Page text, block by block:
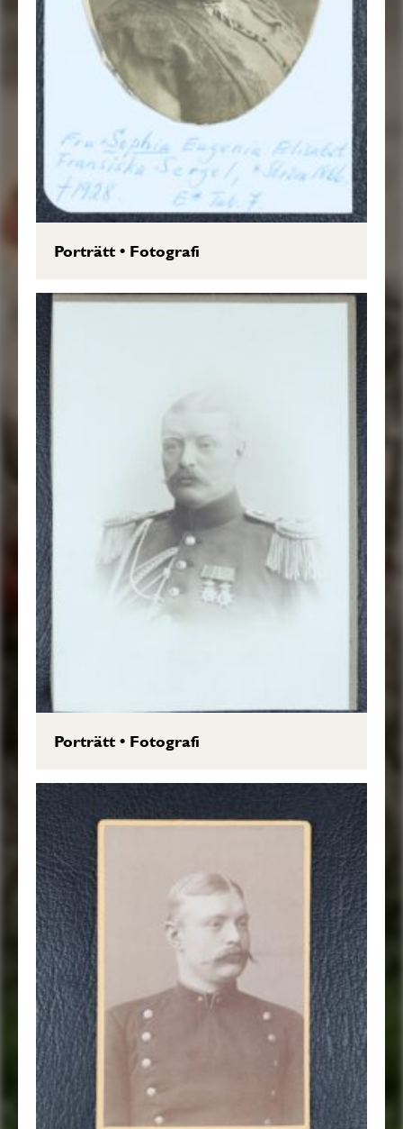
Porträtt• Fotografi
Porträtt• Fotografi